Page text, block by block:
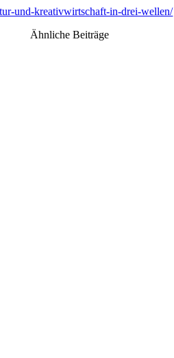
und-kreativwirtschaft-in-drei-wellen/
Ähnliche Beiträge